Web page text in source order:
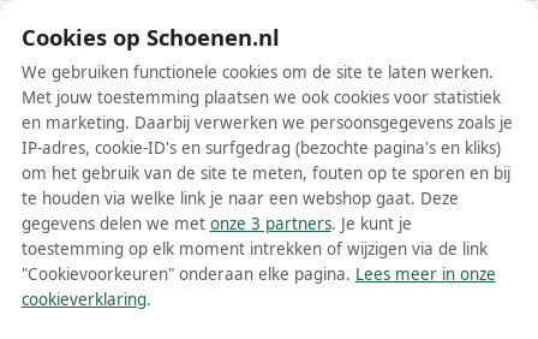
Schoenen.nl
Wis filters Alle filters
Sorel dames enkelboots
Meer lezen
Cookies op Schoenen.nl
We gebruiken functionele cookies om de site te laten werken.
Met jouw toestemming plaatsen we ook cookies voor statistiek
en marketing. Daarbij verwerken we persoonsgegevens zoals je
IP-adres, cookie-ID's en surfgedrag (bezochte pagina's en kliks)
om het gebruik van de site te meten, fouten op te sporen en bij
te houden via welke link je naar een webshop gaat. Deze
gegevens delen we met onze 3 partners. Je kunt je
toestemming op elk moment intrekken of wijzigen via de link
"Cookievoorkeuren" onderaan elke pagina. Lees meer in onze
cookieverklaring.